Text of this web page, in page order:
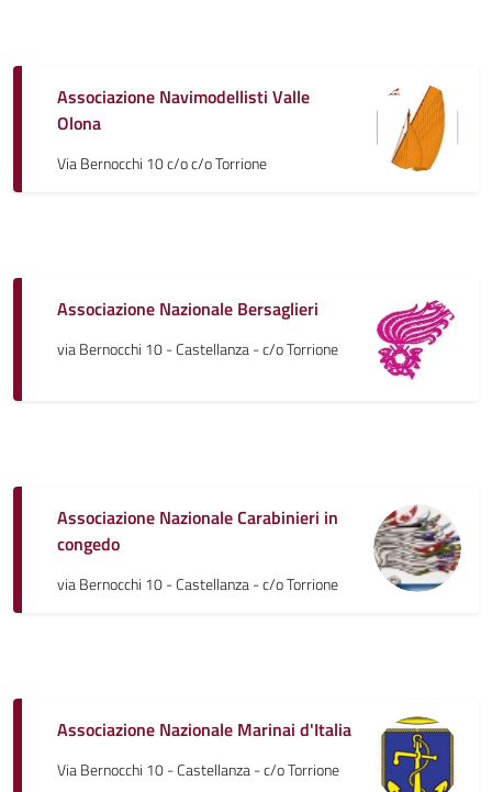
Associazione Navimodellisti Valle
Olona
Via Bernocchi 10 c/o c/o Torrione
Associazione Nazionale Bersaglieri
via Bernocchi 10 - Castellanza - c/o Torrione
Associazione Nazionale Carabinieri in
congedo
via Bernocchi 10 - Castellanza - c/o Torrione
Associazione Nazionale Marinai d'Italia
Via Bernocchi 10 - Castellanza - c/o Torrione